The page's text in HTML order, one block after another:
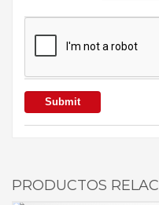
PRODUCTOS